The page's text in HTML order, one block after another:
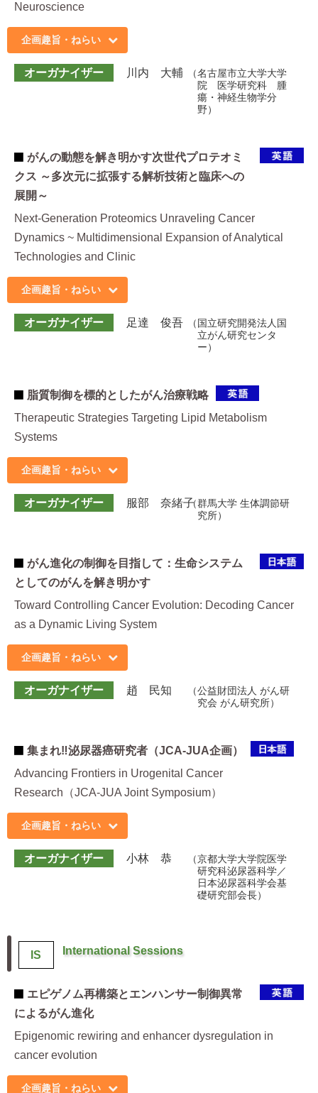
Neuroscience
企画趣旨・ねらい
オーガナイザー 川内 大輔
名古屋市立大学大学
院 医学研究科 腫
瘍・神経生物学分
野
がんの動態を解き明かす次世代プロテオミ
クス ～多次元に拡張する解析技術と臨床への
展開～
Next-Generation Proteomics Unraveling Cancer
Dynamics ~ Multidimensional Expansion of Analytical
Technologies and Clinic
企画趣旨・ねらい
オーガナイザー 足達 俊吾
国立研究開発法人国
立がん研究センタ
ー
脂質制御を標的としたがん治療戦略
Therapeutic Strategies Targeting Lipid Metabolism
Systems
企画趣旨・ねらい
オーガナイザー 服部 奈緒子 群馬大学 生体調節研
究所
がん進化の制御を目指して：生命システム
としてのがんを解き明かす
Toward Controlling Cancer Evolution: Decoding Cancer
as a Dynamic Living System
企画趣旨・ねらい
オーガナイザー 趙 民知
公益財団法人 がん研
究会 がん研究所
集まれ‼︎泌尿器癌研究者（JCA-JUA企画）
Advancing Frontiers in Urogenital Cancer
Research（JCA-JUA Joint Symposium）
企画趣旨・ねらい
オーガナイザー 小林 恭
京都大学大学院医学
研究科泌尿器科学／
日本泌尿器科学会基
礎研究部会長
IS International Sessions
エピゲノム再構築とエンハンサー制御異常
によるがん進化
Epigenomic rewiring and enhancer dysregulation in
cancer evolution
企画趣旨・ねらい